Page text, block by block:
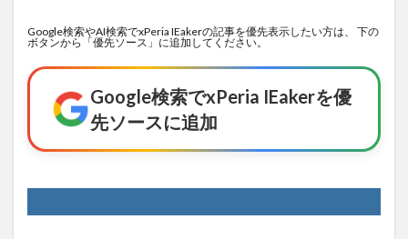
Google検索やAI検索でxPeria IEakerの記事を優先表示したい方は、 下の
ボタンから「優先ソース」に追加してください。
Google検索でxPeria IEakerを優
先ソースに追加